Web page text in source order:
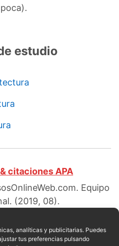
analíticas y publicitarias. Puedes
tus preferencias pulsando
estudio
citaciones APA
Equipo
(2019, 08).
Espinosa. Obtenido en
sitio web: